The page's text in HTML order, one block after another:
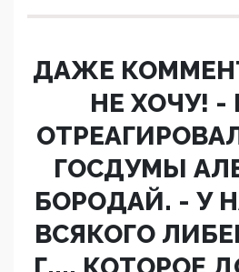
ДАЖЕ
НЕ ХОЧУ! -
ГОСДУМЫ
БОРОДАЙ. - У
ВСЯКОГО